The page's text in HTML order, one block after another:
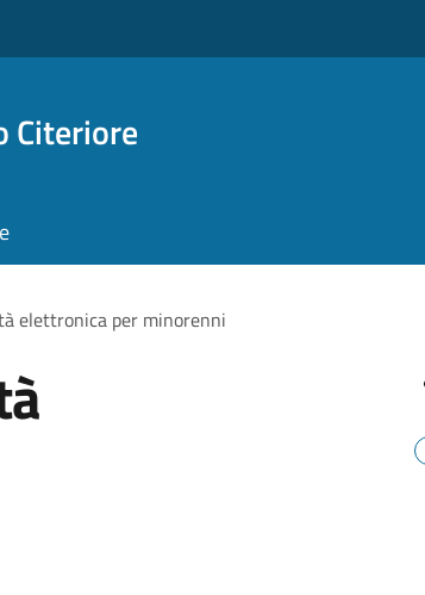
Citeriore
elettronica per minorenni